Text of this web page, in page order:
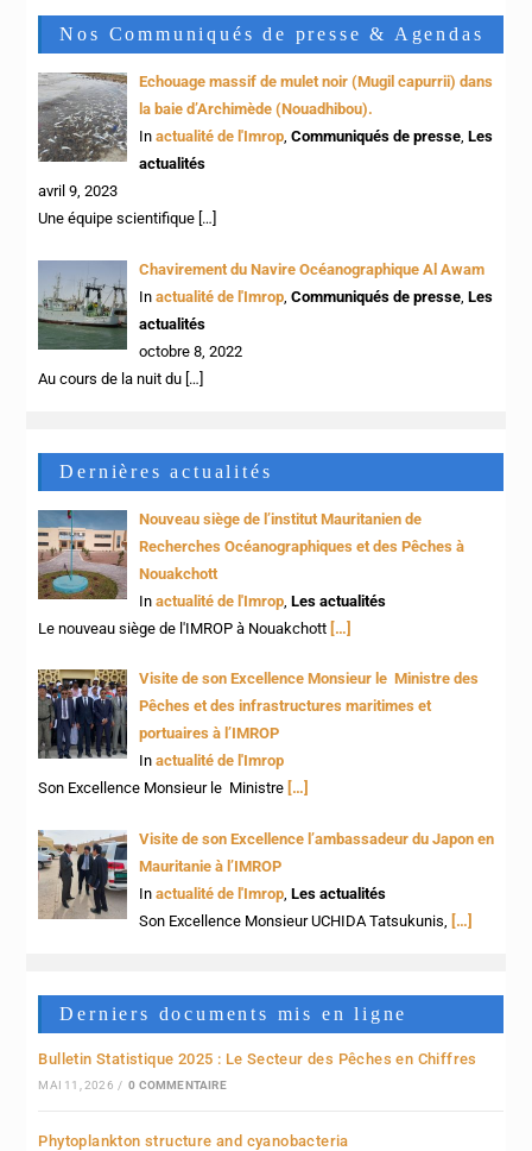
Nos Communiqués de presse & Agendas
Echouage massif de mulet noir (Mugil capurrii) dans
la baie d’Archimède (Nouadhibou).
Inactualité de l'Imrop,Communiqués de presse,Les
actualités
avril 9, 2023
Une équipe scientifique […]
Chavirement du Navire Océanographique Al Awam
Inactualité de l'Imrop ,Communiqués de presse ,Les
actualités
octobre 8, 2022
Au cours de la nuit du […]
Dernières actualités
Nouveau siège de l’institut Mauritanien de
Recherches Océanographiques et des Pêches à
Nouakchott
Inactualité de l'Imrop ,Les actualités
Le nouveau siège de l'IMROP à Nouakchott […]
Visite de son Excellence Monsieur le Ministre des
Pêches et des infrastructures maritimes et
portuaires à l’IMROP
Inactualité de l'Imrop
Son Excellence Monsieur le Ministre […]
Visite de son Excellence l’ambassadeur du Japon en
Mauritanie à l’IMROP
Inactualité de l'Imrop ,Les actualités
Son Excellence Monsieur UCHIDA Tatsukunis, […]
Derniers documents mis en ligne
Bulletin Statistique 2025 : Le Secteur des Pêches en Chiffres
MAI 11, 2026 / 0 COMMENTAIRE
Phytoplankton structure and cyanobacteria